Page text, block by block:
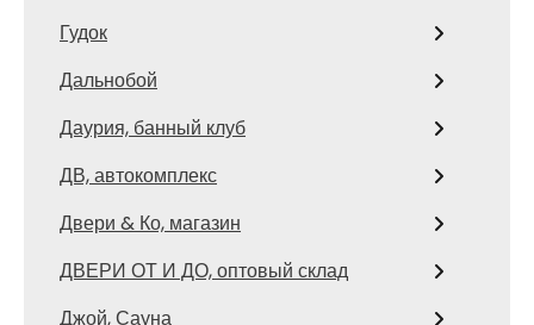
Гудок
Дальнобой
Даурия, банный клуб
ДВ, автокомплекс
Двери & Ко, магазин
ДВЕРИ ОТ И ДО, оптовый склад
Джой, Сауна